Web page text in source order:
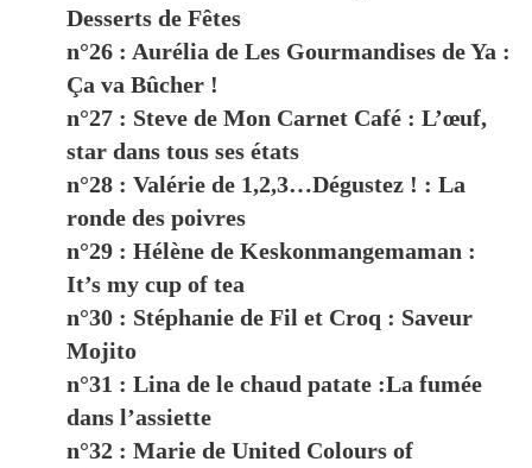
Desserts de Fêtes
n°26 : Aurélia de Les Gourmandises de Ya :
Ça va Bûcher !
n°27 : Steve de Mon Carnet Café : L’œuf,
star dans tous ses états
n°28 : Valérie de 1,2,3…Dégustez ! : La
ronde des poivres
n°29 : Hélène de Keskonmangemaman :
It’s my cup of tea
n°30 : Stéphanie de Fil et Croq : Saveur
Mojito
n°31 : Lina de le chaud patate :La fumée
dans l’assiette
n°32 : Marie de United Colours of